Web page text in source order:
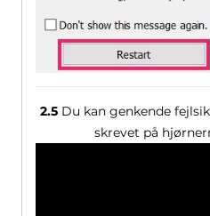
2.5 Du kan genkende
skrevet på